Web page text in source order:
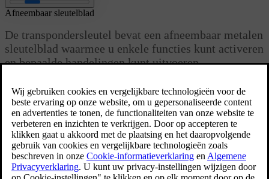
Afneembaar sleutelblad
De transpondersleutel bevat een afneembaar metalen
sleutelblad waarmee u enkele functies kunt activeren
en bepaalde handelingen kunt uitvoeren.
De unieke code van de sleutelbladen is bekend bij de erkende
Volvo-werkplaatsen, waar ook nieuwe sleutelbladen kunnen worden
besteld.
Functies sleutelblad
U kunt het afneembare sleutelblad van de transpondersleutel
gebruiken om: